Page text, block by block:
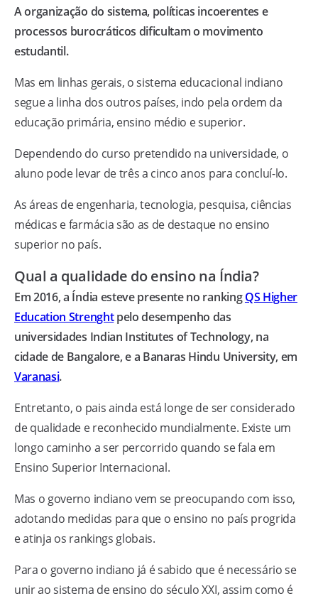
A organização do sistema, políticas incoerentes e
processos burocráticos dificultam o movimento
estudantil.
Mas em linhas gerais, o sistema educacional indiano
segue a linha dos outros países, indo pela ordem da
educação primária, ensino médio e superior.
Dependendo do curso pretendido na universidade, o
aluno pode levar de três a cinco anos para concluí-lo.
As áreas de engenharia, tecnologia, pesquisa, ciências
médicas e farmácia são as de destaque no ensino
superior no país.
Qual a qualidade do ensino na Índia?
Em 2016, a Índia esteve presente no ranking QS Higher
Education Strenghtpelo desempenho das
universidades Indian Institutes of Technology, na
cidade de Bangalore, e a Banaras Hindu University, em
Varanasi.
Entretanto, o pais ainda está longe de ser considerado
de qualidade e reconhecido mundialmente. Existe um
longo caminho a ser percorrido quando se fala em
Ensino Superior Internacional.
Mas o governo indiano vem se preocupando com isso,
adotando medidas para que o ensino no país progrida
e atinja os rankings globais.
Para o governo indiano já é sabido que é necessário se
unir ao sistema de ensino do século XXI, assim como é